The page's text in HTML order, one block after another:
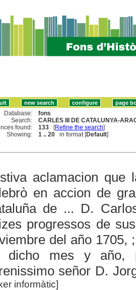
Database:
fons
Search:
CARLES III DE CATALUNYA-
found:
133 [Refine the search]
Showing:
1 .. 20 in format [Default]
aclamacion
en accion de
de ... D.
progressos de
del año 1705,
dicho mes y año,
señor D.
informàtic]